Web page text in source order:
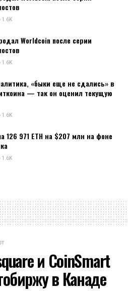
1.6K
Worldcoin после серии
1.6K
«быки еще не сдались» в
— так он оценил текущую
1.6K
126 971 ETH на $207 млн на фоне
1.6K
и CoinSmart
в Канаде